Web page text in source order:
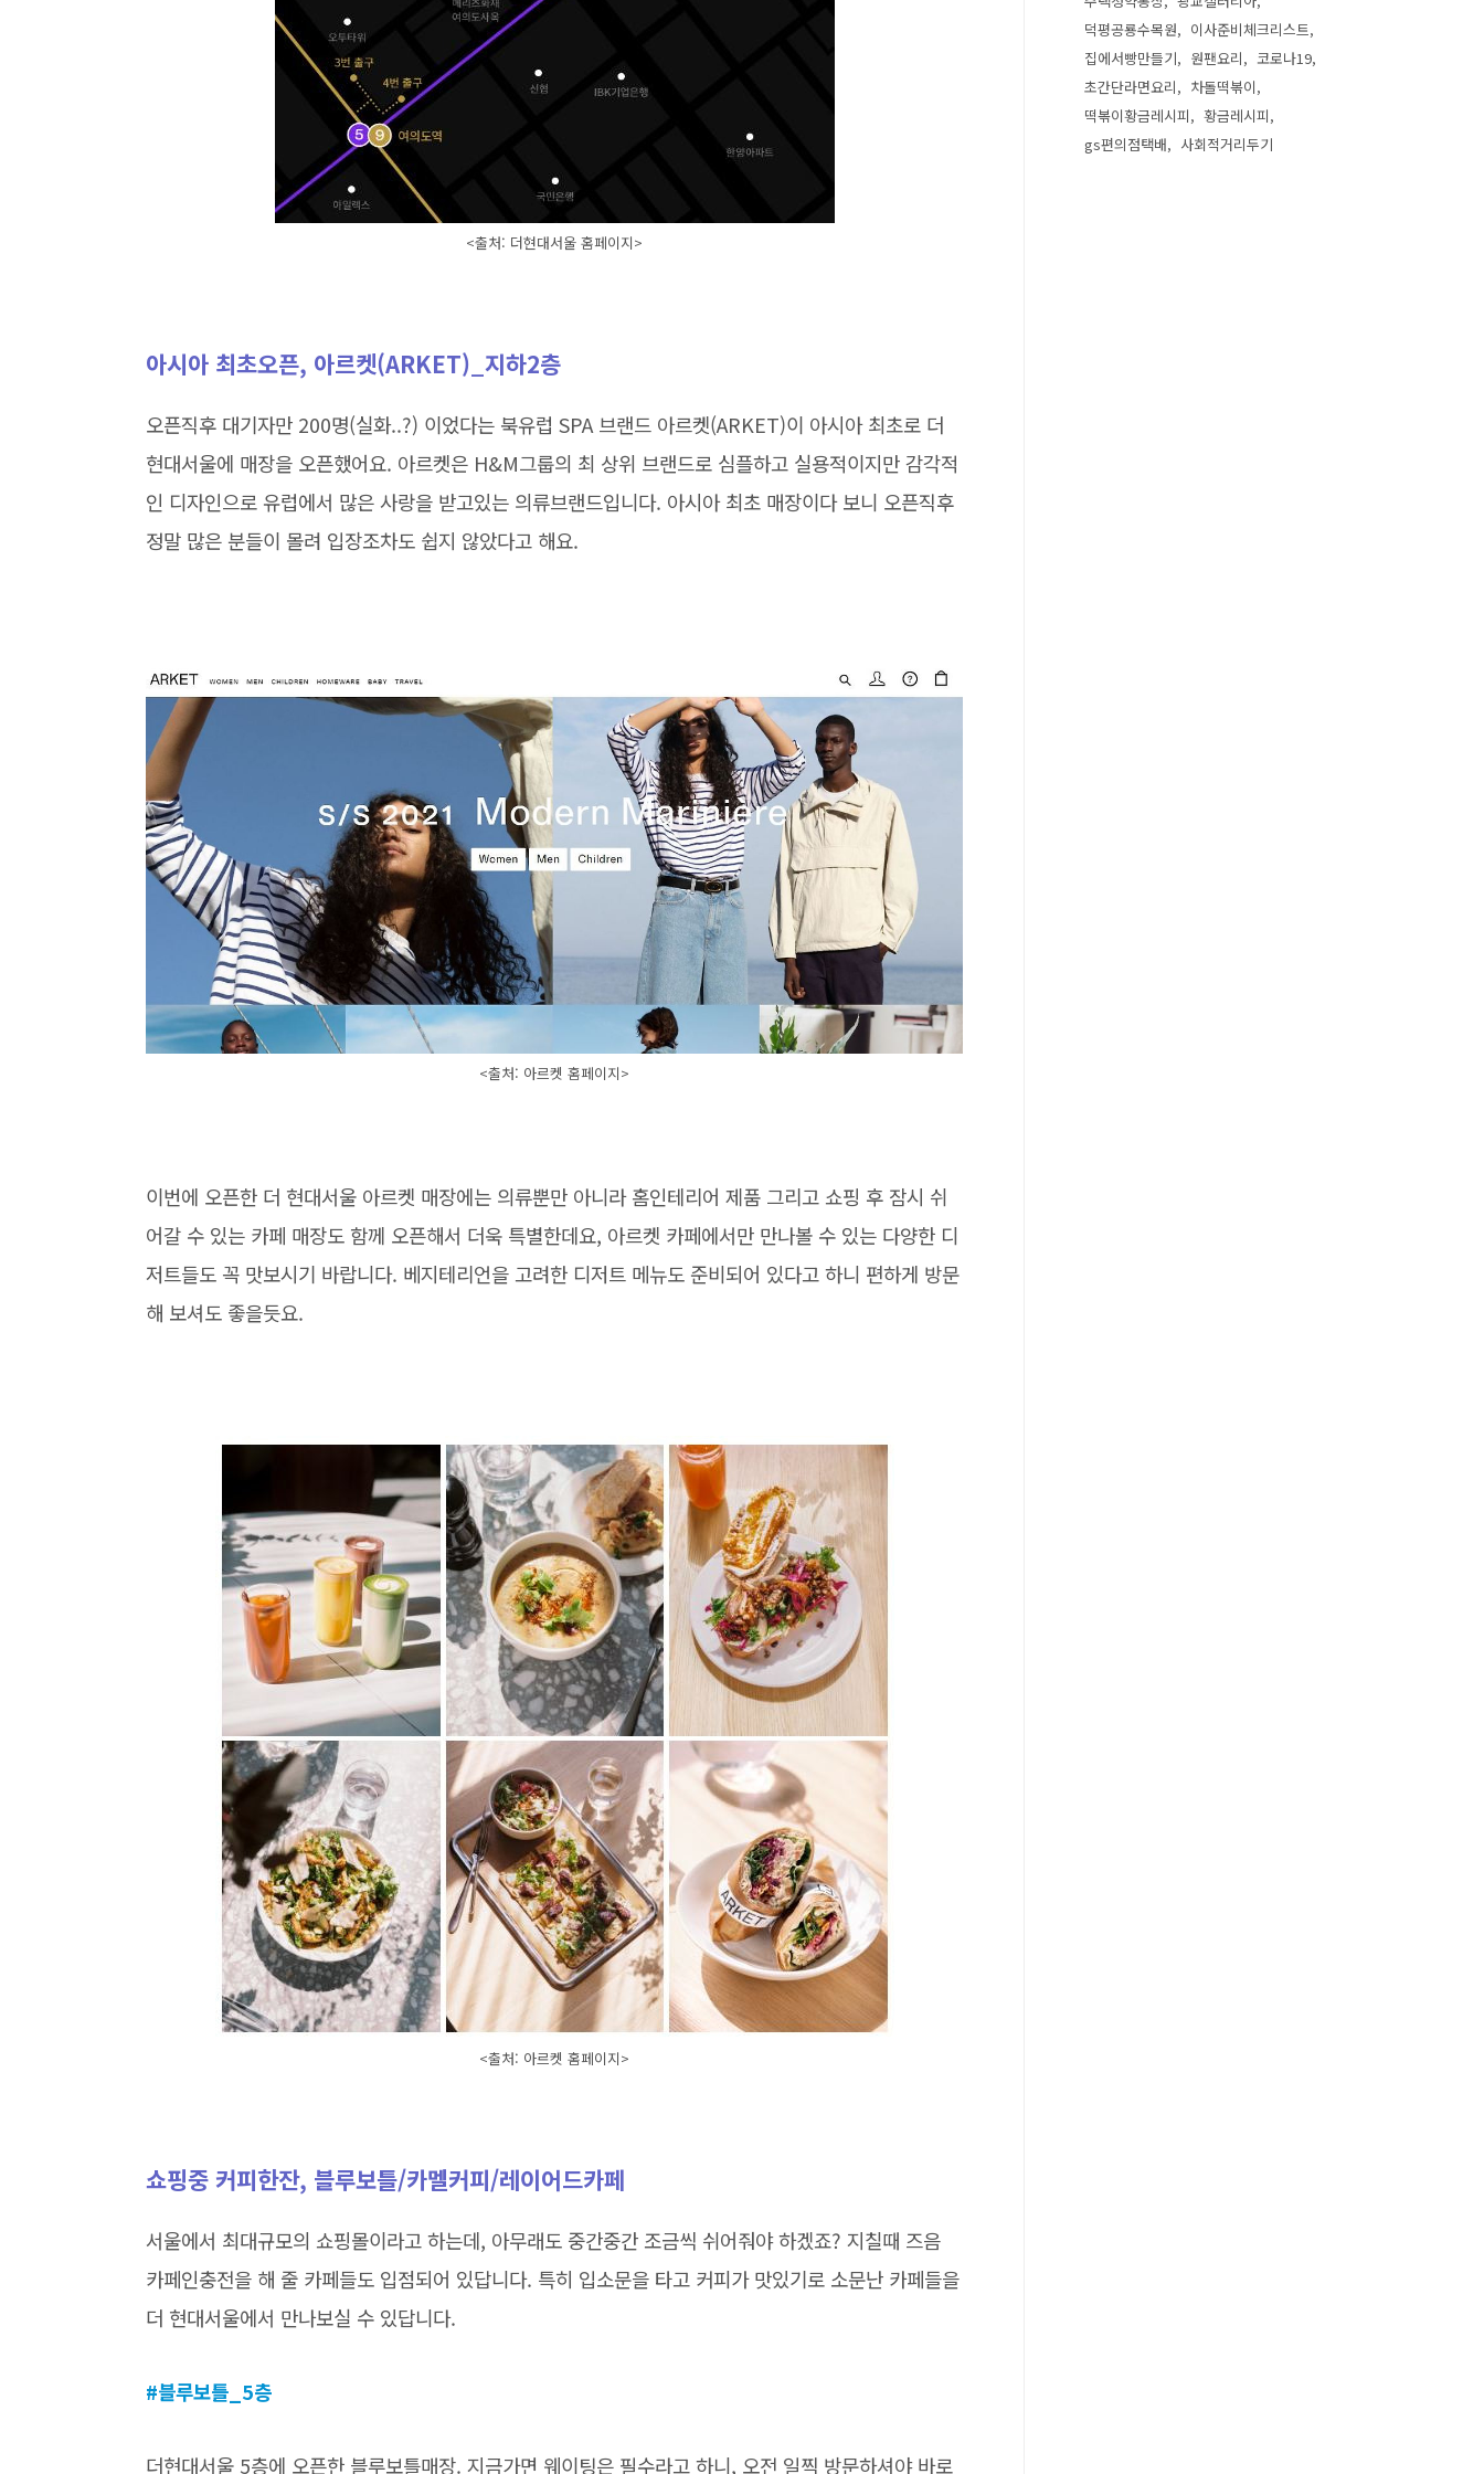
<출처: 더현대서울 홈페이지>
아시아 최초오픈, 아르켓(ARKET)_지하2층
오픈직후 대기자만 200명(실화..?) 이었다는 북유럽 SPA 브랜드 아르켓(ARKET)이 아시아 최초로 더
현대서울에 매장을 오픈했어요. 아르켓은 H&M그룹의 최 상위 브랜드로 심플하고 실용적이지만 감각적
인 디자인으로 유럽에서 많은 사랑을 받고있는 의류브랜드입니다. 아시아 최초 매장이다 보니 오픈직후
정말 많은 분들이 몰려 입장조차도 쉽지 않았다고 해요.
<출처: 아르켓 홈페이지>
이번에 오픈한 더 현대서울 아르켓 매장에는 의류뿐만 아니라 홈인테리어 제품 그리고 쇼핑 후 잠시 쉬
어갈 수 있는 카페 매장도 함께 오픈해서 더욱 특별한데요, 아르켓 카페에서만 만나볼 수 있는 다양한 디
저트들도 꼭 맛보시기 바랍니다. 베지테리언을 고려한 디저트 메뉴도 준비되어 있다고 하니 편하게 방문
해 보셔도 좋을듯요.
<출처: 아르켓 홈페이지>
쇼핑중 커피한잔, 블루보틀/카멜커피/레이어드카페
서울에서 최대규모의 쇼핑몰이라고 하는데, 아무래도 중간중간 조금씩 쉬어줘야 하겠죠? 지칠때 즈음
카페인충전을 해 줄 카페들도 입점되어 있답니다. 특히 입소문을 타고 커피가 맛있기로 소문난 카페들을
더 현대서울에서 만나보실 수 있답니다.
#블루보틀_5층
더현대서울 5층에 오픈한 블루보틀매장. 지금가면 웨이팅은 필수라고 하니, 오전 일찍 방문하셔야 바로
덕평공룡수목원
이사준비체크리스트
집에서빵만들기
원팬요리
코로나19
초간단라면요리
차돌떡볶이
떡볶이황금레시피
황금레시피
gs편의점택배
사회적거리두기